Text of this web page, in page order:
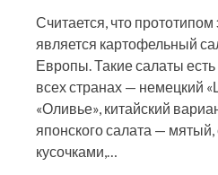
Считается, что прототипом
является картофельный
Европы. Такие салаты есть
всех странах — немецкий
«Оливье», китайский
японского салата —
кусочками,…